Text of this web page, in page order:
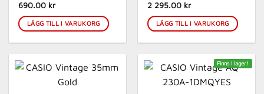
690.00 kr
LÄGG TILL I VARUKORG
2 295.00 kr
LÄGG TILL I VARUKORG
Finns i lager!